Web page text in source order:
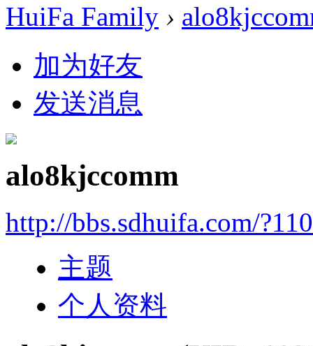
HuiFa Family ›
加为好友
发送消息
alo8kjccomm
http://bbs.sdhuifa.com/
主题
个人资料